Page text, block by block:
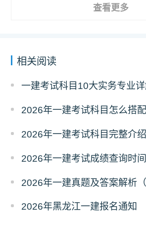
查看更多
相关阅读
2026年一建考试成绩查询时间
2026年一建真题及答案解析（
2026年黑龙江一建报名通知